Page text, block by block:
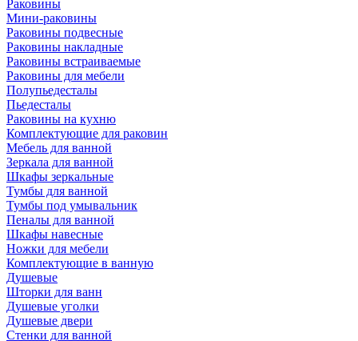
Раковины
Мини-раковины
Раковины подвесные
Раковины накладные
Раковины встраиваемые
Раковины для мебели
Полупьедесталы
Пьедесталы
Раковины на кухню
Комплектующие для раковин
Мебель для ванной
Зеркала для ванной
Шкафы зеркальные
Тумбы для ванной
Тумбы под умывальник
Пеналы для ванной
Шкафы навесные
Ножки для мебели
Комплектующие в ванную
Душевые
Шторки для ванн
Душевые уголки
Душевые двери
Стенки для ванной